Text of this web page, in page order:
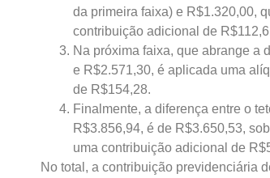
da primeira faixa) e R$1.320,00,
contribuição adicional de
Na próxima faixa, que abrange a
e R$2.571,30, é aplicada uma
de R$154,28.
Finalmente, a diferença entre o
R$3.856,94, é de R$3.650,53,
uma contribuição adicional de
No total, a contribuição previdenciária